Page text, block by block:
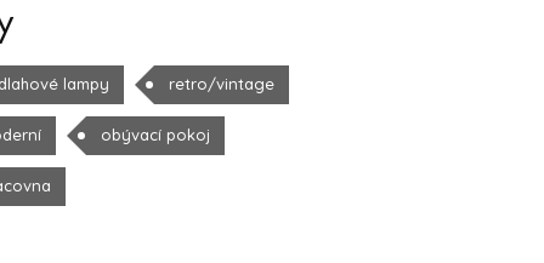
lampy retro/vintage
obývací pokoj